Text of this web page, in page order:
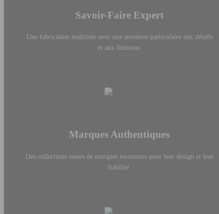
Savoir-Faire Expert
Une fabrication maîtrisée avec une attention particulière aux détails
et aux finitions.
Marques Authentiques
Des collections issues de marques reconnues pour leur design et leur
fiabilité.